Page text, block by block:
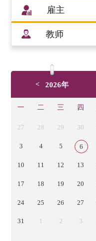
雇主
教师
< 2026年
一 二 三 四
27 28 29 30
3 4 5 6
10 11 12 13
17 18 19 20
24 25 26 27
31 1 2 3